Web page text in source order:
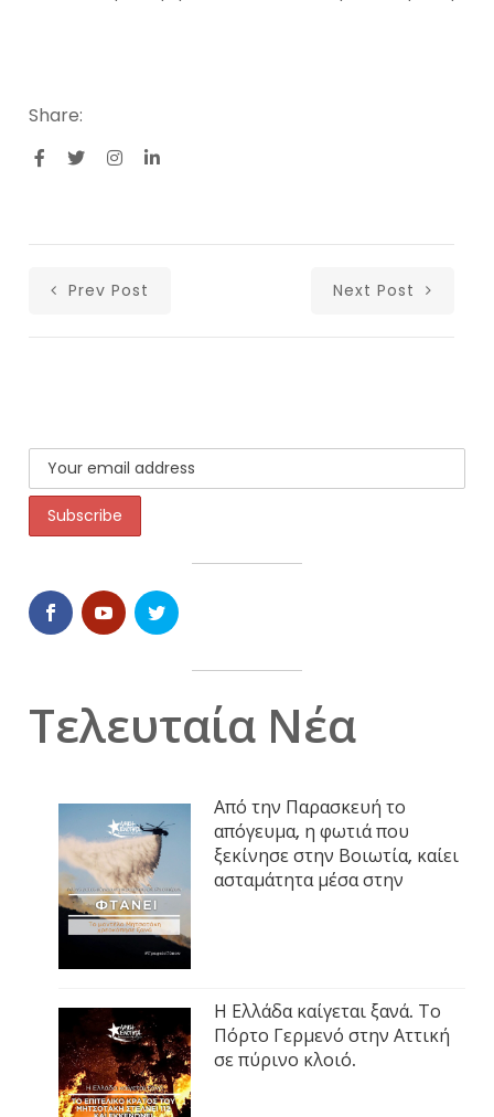
Share:
Prev Post Next Post
Τελευταία Νέα
Από την Παρασκευή το
απόγευμα, η φωτιά που
ξεκίνησε στην Βοιωτία, καίει
ασταμάτητα μέσα στην
Η Ελλάδα καίγεται ξανά. Το
Πόρτο Γερμενό στην Αττική
σε πύρινο κλοιό.